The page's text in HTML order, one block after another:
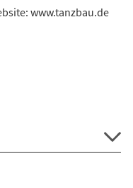
www.tanzbau.de